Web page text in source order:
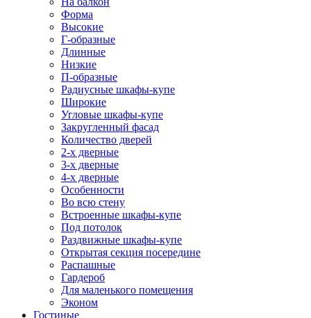
Форма
Высокие
Г-образные
Длинные
Низкие
П-образные
Радиусные шкафы-купе
Широкие
Угловые шкафы-купе
Закругленный фасад
Количество дверей
2-х дверные
3-х дверные
4-х дверные
Особенности
Во всю стену
Встроенные шкафы-купе
Под потолок
Раздвижные шкафы-купе
Открытая секция посередине
Распашные
Гардероб
Для маленького помещения
Эконом
Гостиные